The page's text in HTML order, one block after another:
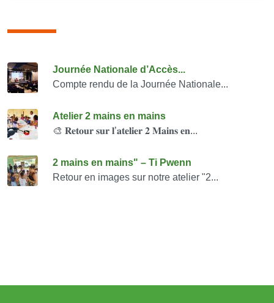
Consulter également
Journée Nationale d’Accès...
Compte rendu de la Journée Nationale...
Atelier 2 mains en mains
🎨 𝐑𝐞𝐭𝐨𝐮𝐫 𝐬𝐮𝐫 𝐥’𝐚𝐭𝐞𝐥𝐢𝐞𝐫 𝟐 𝐌𝐚𝐢𝐧𝐬 𝐞𝐧...
2 mains en mains" – Ti Pwenn
Retour en images sur notre atelier "2...